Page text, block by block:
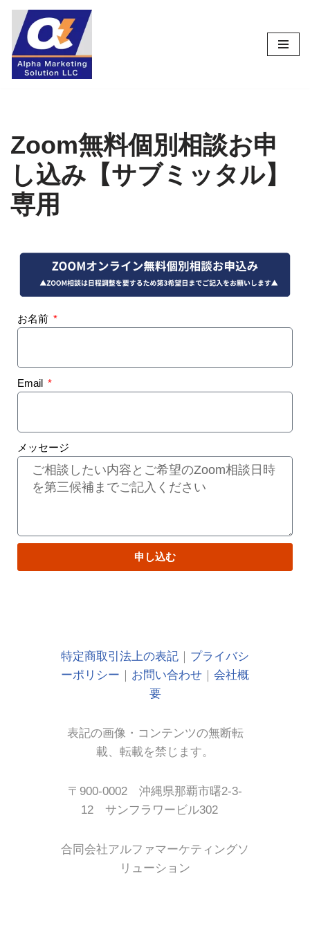
コ
ン
テ
ス
キ
ッ
プ
Zoom無料個別相談お申
し込み【サブミッタル】
専用
お名前
Email
メッセージ
申し込む
特定商取引法上の表記 ｜ プライバシ
ーポリシー ｜ お問い合わせ ｜ 会社概
要
表記の画像・コンテンツの無断転
載、転載を禁じます。
〒900-0002 沖縄県那覇市曙2-3-
12 サンフラワービル302
合同会社アルファマーケティングソ
リューション